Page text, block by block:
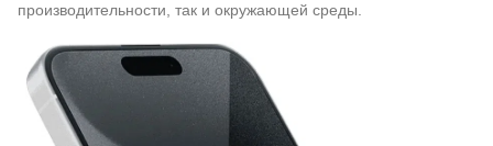
производительности, так и окружающей среды.